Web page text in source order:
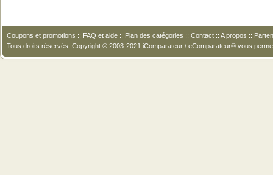
Coupons et promotions :: FAQ et aide :: Plan des catégories :: Contact :: A propos ::
Tous droits réservés. Copyright © 2003-2021 iComparateur / eComparateur® vous